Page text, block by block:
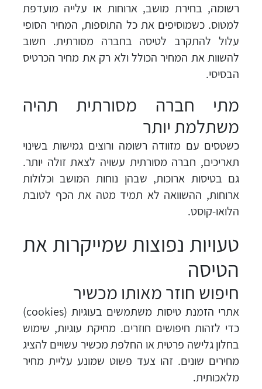
רשומה, בחירת מושב, ארוחות או עלייה מועדפת
למטוס. כשמוסיפים את כל התוספות, המחיר הסופי
עלול להתקרב לטיסה בחברה מסורתית. חשוב
להשוות את המחיר הכולל ולא רק את מחיר הכרטיס
הבסיסי.
מתי חברה מסורתית תהיה
משתלמת יותר
כשטסים עם מזוודה רשומה ורוצים גמישות בשינוי
תאריכים, חברה מסורתית עשויה לצאת זולה יותר.
גם בטיסות ארוכות, שבהן נוחות המושב וכלולות
ארוחות, ההשוואה לא תמיד מטה את הכף לטובת
הלואו-קוסט.
טעויות נפוצות שמייקרות את
הטיסה
חיפוש חוזר מאותו מכשיר
אתרי הזמנת טיסות משתמשים בעוגיות (cookies)
כדי לזהות חיפושים חוזרים. מחיקת עוגיות, שימוש
בחלון גלישה פרטית או החלפת מכשיר עשויים להציג
מחירים שונים. זהו צעד פשוט שמונע עליית מחיר
מלאכותית.